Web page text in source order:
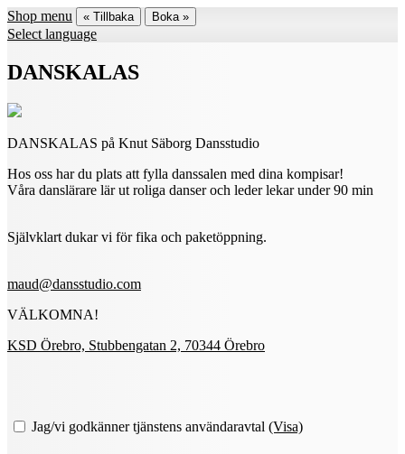
Shop menu « Tillbaka Boka »
Select language
DANSKALAS
DANSKALAS på Knut Säborg Dansstudio
Hos oss har du plats att fylla danssalen med dina kompisar!
Våra danslärare lär ut roliga danser och leder lekar under 90 min
Självklart dukar vi för fika och paketöppning.
maud@dansstudio.com
VÄLKOMNA!
KSD Örebro, Stubbengatan 2, 70344 Örebro
Jag/vi godkänner tjänstens användaravtal (Visa)